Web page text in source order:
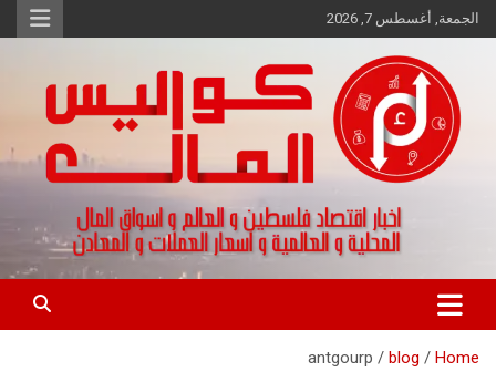
Skip
to
الجمعة, أغسطس 7, 2026
كواليس المال
اخبار اقتصاد فلسطين و العالم و تقارير اسواق المال و العملات
Home
blog
antgourp